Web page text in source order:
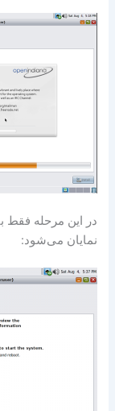
در این مرحله فقط
نمایان می‌شود: